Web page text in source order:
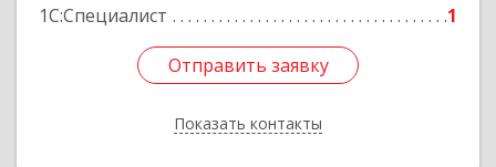
1С:Специалист
1
Отправить заявку
Показать контакты
Отправить заявку
Назад